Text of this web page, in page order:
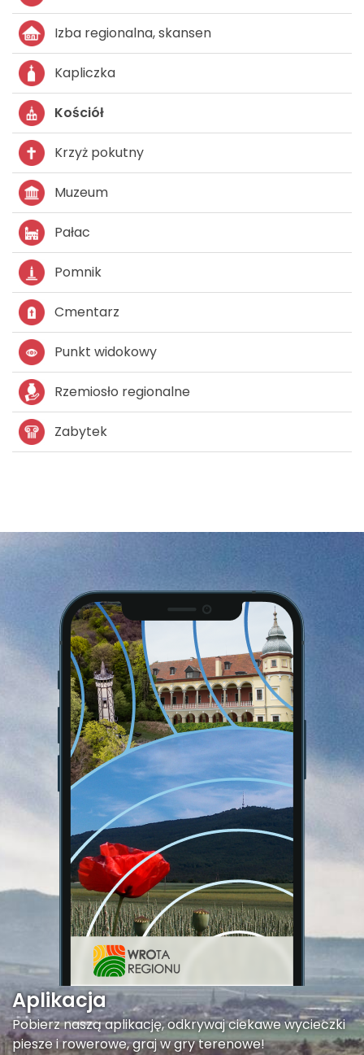
Izba regionalna, skansen
Kapliczka
Kościół
Krzyż pokutny
Muzeum
Pałac
Pomnik
Cmentarz
Punkt widokowy
Rzemiosło regionalne
Zabytek
Aplikacja
Pobierz naszą aplikację, odkrywaj ciekawe wycieczki
piesze i rowerowe, graj w gry terenowe!